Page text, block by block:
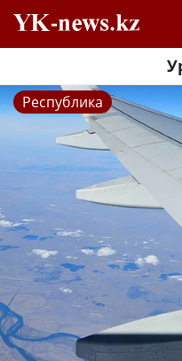
Республика